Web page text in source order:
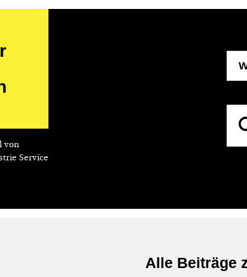
von
Service
Alle Beiträge